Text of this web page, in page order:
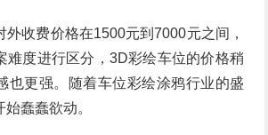
外收费价格在1500元到7000元之间，
难度进行区分，3D彩绘车位的价格稍
也更强。随着车位彩绘涂鸦行业的盛
蠢蠢欲动。